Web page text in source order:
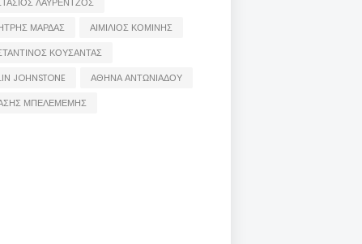
ΜΑΡΔΑΣ
ΑΙΜΙΛΙΟΣ ΚΟΜΙΝΗΣ
ΚΟΥΣΑΝΤΑΣ
JOHNSTONE
ΑΘΗΝΑ ΑΝΤΩΝΙΑΔΟΥ
ΜΠΕΛΕΜΕΜΗΣ